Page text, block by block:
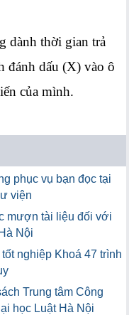
dành thời gian trả
đánh dấu (X) vào ô
của mình.
phục vụ bạn đọc tại
viện
mượn tài liệu đối với
Nội
nghiệp Khoá 47 trình
Trung tâm Công
học Luật Hà Nội